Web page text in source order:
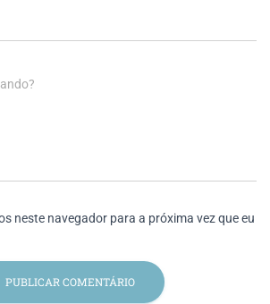
neste navegador para a próxima vez que eu